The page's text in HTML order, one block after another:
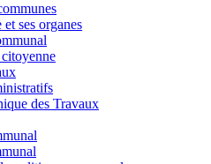
ses organes
des Travaux